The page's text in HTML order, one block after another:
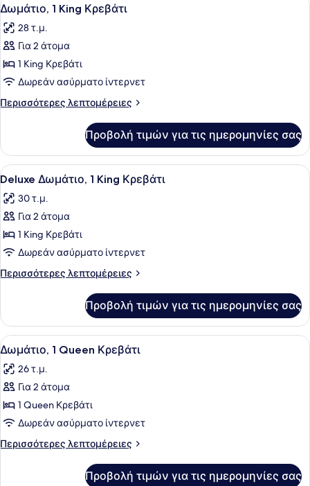
Κρεβάτια
όλων
των
φωτογραφιών
για
Δωμάτιο,
1
King
4
Δωμάτιο, 1 King Κρεβάτι
28 τ.μ.
Για 2 άτομα
1 King Κρεβάτι
Δωρεάν ασύρματο ίντερνετ
Περισσότερες λεπτομέρειες
Περισσότερες
1
King
Κρεβάτι
Προβολή τιμών για τις ημερομηνίες σας
Προβολή
όλων
των
φωτογραφιών
για
Deluxe
Δωμάτιο,
1
Κρεβάτι
Ένα δωμάτιο ξενοδοχείου με ένα
9
Deluxe Δωμάτιο, 1 King Κρεβάτι
30 τ.μ.
Για 2 άτομα
1 King Κρεβάτι
Δωρεάν ασύρματο ίντερνετ
Περισσότερες λεπτομέρειες
Περισσότερες
Δωμάτιο,
King
Κρεβάτι
Προβολή τιμών για τις ημερομηνίες σας
Προβολή
όλων
των
φωτογραφιών
για
Δωμάτιο,
1
Queen
Ένα δωμάτιο ξενοδοχείου με ένα
6
Δωμάτιο, 1 Queen Κρεβάτι
26 τ.μ.
Για 2 άτομα
1 Queen Κρεβάτι
Δωρεάν ασύρματο ίντερνετ
Περισσότερες λεπτομέρειες
Περισσότερες
Προβολή τιμών για τις ημερομηνίες σας